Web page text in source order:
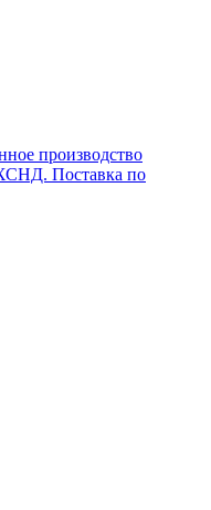
производство
Поставка по